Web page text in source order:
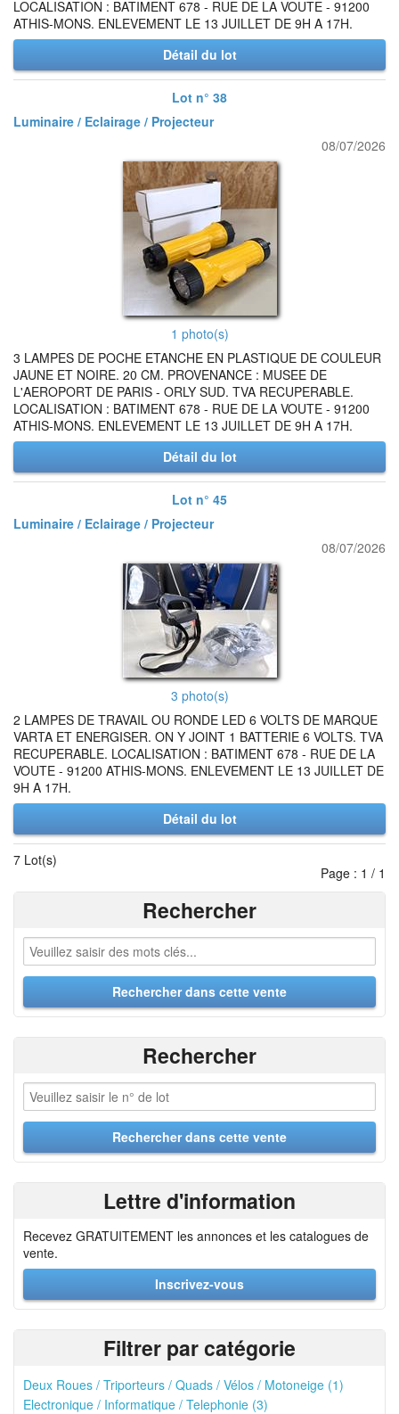
LOCALISATION : BATIMENT 678 - RUE DE LA VOUTE - 91200
ATHIS-MONS. ENLEVEMENT LE 13 JUILLET DE 9H A 17H.
Détail du lot
Lot n° 38
Luminaire / Eclairage / Projecteur
08/07/2026
1 photo(s)
3 LAMPES DE POCHE ETANCHE EN PLASTIQUE DE COULEUR
JAUNE ET NOIRE. 20 CM. PROVENANCE : MUSEE DE
L'AEROPORT DE PARIS - ORLY SUD. TVA RECUPERABLE.
LOCALISATION : BATIMENT 678 - RUE DE LA VOUTE - 91200
ATHIS-MONS. ENLEVEMENT LE 13 JUILLET DE 9H A 17H.
Détail du lot
Lot n° 45
Luminaire / Eclairage / Projecteur
08/07/2026
3 photo(s)
2 LAMPES DE TRAVAIL OU RONDE LED 6 VOLTS DE MARQUE
VARTA ET ENERGISER. ON Y JOINT 1 BATTERIE 6 VOLTS. TVA
RECUPERABLE. LOCALISATION : BATIMENT 678 - RUE DE LA
VOUTE - 91200 ATHIS-MONS. ENLEVEMENT LE 13 JUILLET DE
9H A 17H.
Détail du lot
7 Lot(s)
Page : 1 / 1
Rechercher
Rechercher
Lettre d'information
Recevez GRATUITEMENT les annonces et les catalogues de
vente.
Inscrivez-vous
Filtrer par catégorie
Deux Roues / Triporteurs / Quads / Vélos / Motoneige (1)
Electronique / Informatique / Telephonie (3)